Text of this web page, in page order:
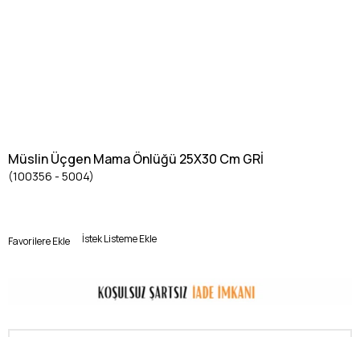
Müslin Üçgen Mama Önlüğü 25X30 Cm GRİ
(100356 - 5004)
Favorilere Ekle İstek Listeme Ekle